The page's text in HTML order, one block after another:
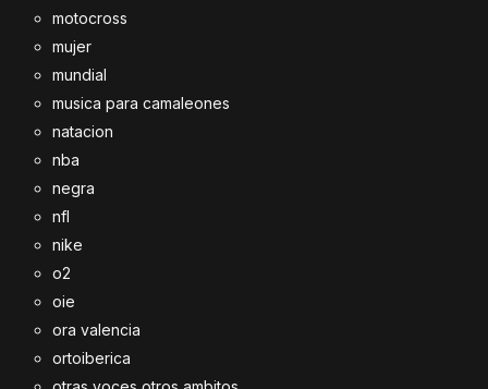
motocross
mujer
mundial
musica para camaleones
natacion
nba
negra
nfl
nike
o2
oie
ora valencia
ortoiberica